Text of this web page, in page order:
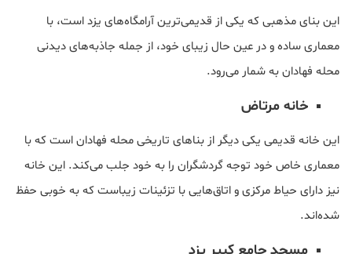
این بنای مذهبی که یکی از قدیمی‌ترین آرامگاه‌های یزد است، با
معماری ساده و در عین حال زیبای خود، از جمله جاذبه‌های دیدنی
محله فهادان به شمار می‌رود.
خانه مرتاض
این خانه قدیمی یکی دیگر از بناهای تاریخی محله فهادان است که با
معماری خاص خود توجه گردشگران را به خود جلب می‌کند. این خانه
نیز دارای حیاط مرکزی و اتاق‌هایی با تزئینات زیباست که به خوبی حفظ
شده‌اند.